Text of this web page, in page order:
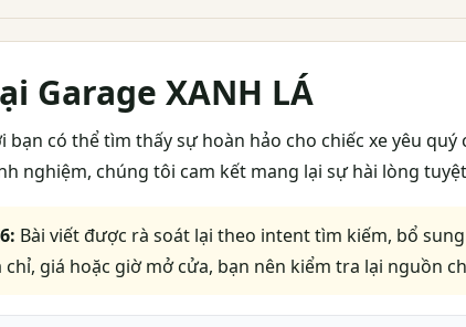
Garage XANH LÁ
bạn có thể tìm thấy sự hoàn hảo cho chiếc xe yêu
nghiệm, chúng tôi cam kết mang lại sự hài lòng
Bài viết được rà soát lại theo intent tìm kiếm, bổ
chỉ, giá hoặc giờ mở cửa, bạn nên kiểm tra lại nguồn